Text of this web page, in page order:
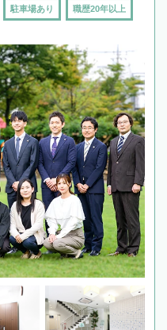
駐車場あり 職歴20年以上